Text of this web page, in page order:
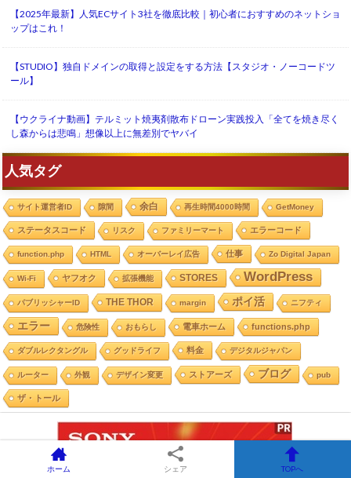
【2025年最新】人気ECサイト3社を徹底比較｜初心者におすすめのネットショ
ップはこれ！
【STUDIO】独自ドメインの取得と設定をする方法【スタジオ・ノーコードツ
ール】
【ウクライナ動画】テルミット焼夷剤散布ドローン実践投入「全てを焼き尽く
し森からは悲鳴」想像以上に無差別でヤバイ
人気タグ
サイト運営者ID 隙間 余白 再生時間4000時間 GetMoney
ステータスコード リスク ファミリーマート エラーコード
function.php HTML オーバーレイ広告 仕事 Zo Digital Japan
Wi-Fi ヤフオク 拡張機能 STORES WordPress
パブリッシャーID THE THOR margin ポイ活 ニフティ
エラー 危険性 おもらし 電車ホーム functions.php
ダブルレクタングル グッドライフ 料金 デジタルジャパン
ルーター 外観 デザイン変更 ストアーズ ブログ pub
ザ・トール
ホーム シェア TOPへ